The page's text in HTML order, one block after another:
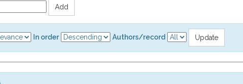
In order Authors/record